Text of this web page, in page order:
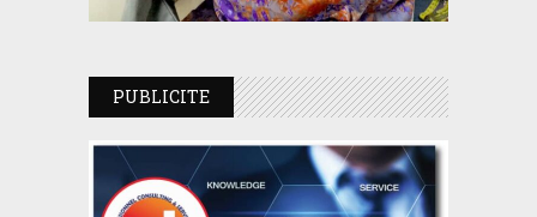
PUBLICITE